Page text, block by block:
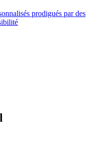
prodigués par des